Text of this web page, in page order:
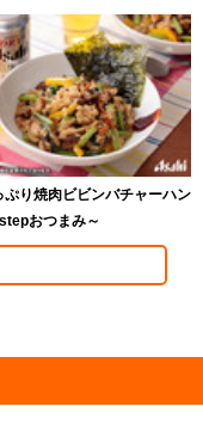
ぷり焼肉ビビンバチャーハン
おつまみ～